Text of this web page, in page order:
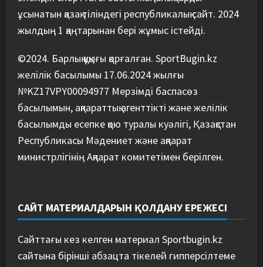
5
ұсынатын қазақ тіліндегі республикалық сайт. 2024
жылдың 1 қаңтарынан бері жұмыс істейді.
©2024. Барлық құқығы қорғалған. SportBugin.kz
желілік басылымы 17.06.2024 жылғы
№KZ17VPY00094977 Мерзімді баспасөз
басылымын, ақпараттық агенттікті және желілік
басылымды есепке қою туралы куәлігі, Қазақстан
Республикасы Мәдениет және ақпарат
министрлігінің Ақпарат комитетімен берілген.
САЙТ МАТЕРИАЛДАРЫН ҚОЛДАНУ ЕРЕЖЕСІ
Сайттағы кез келген материал Sportbugin.kz
сайтына бірінші абзацта тікелей гипперсілтеме